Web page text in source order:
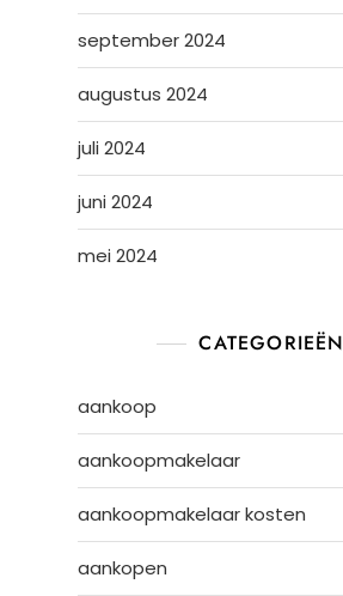
september 2024
augustus 2024
juli 2024
juni 2024
mei 2024
CATEGORIEËN
aankoop
aankoopmakelaar
aankoopmakelaar kosten
aankopen